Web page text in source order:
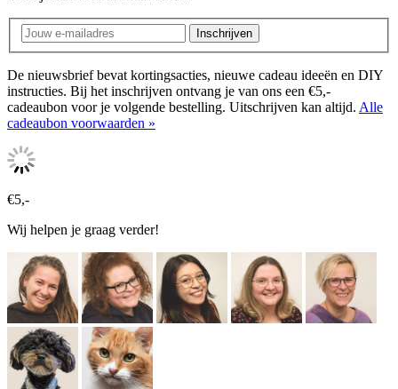
Inschrijven
De nieuwsbrief bevat kortingsacties, nieuwe cadeau ideeën en DIY
instructies. Bij het inschrijven ontvang je van ons een €5,-
cadeaubon voor je volgende bestelling. Uitschrijven kan altijd. Alle
cadeaubon voorwaarden »
€5,-
Wij helpen je graag verder!